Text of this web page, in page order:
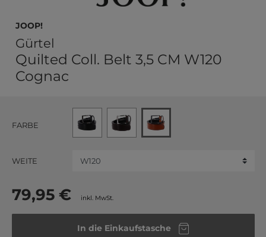
JOOP!
Gürtel
Quilted Coll. Belt 3,5 CM W120
Cognac
FARBE
WEITE
79,95 € inkl. MwSt.
In die Einkaufstasche